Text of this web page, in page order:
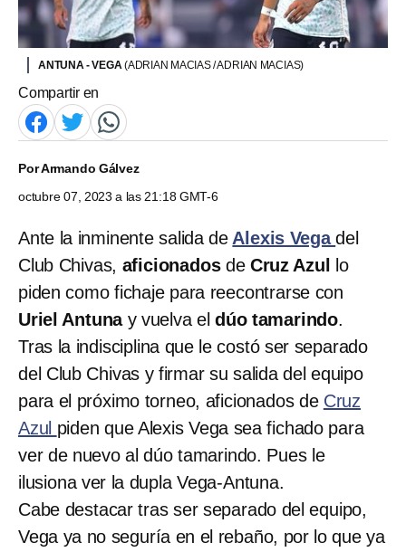
ANTUNA - VEGA(ADRIAN MACIAS / ADRIAN MACIAS)
Compartir en
PorArmando Gálvez
octubre 07, 2023 a las 21:18 GMT-6
Ante la inminente salida de Alexis Vegadel
Club Chivas, aficionadosdeCruz Azul
lo
piden como fichaje para reecontrarse con
Uriel Antunay vuelva eldúo tamarindo.
Tras la indisciplina que le costó ser separado
del Club Chivas y firmar su salida del equipo
para el próximo torneo, aficionados de Cruz
Azul piden que Alexis Vega sea fichado para
ver de nuevo al dúo tamarindo. Pues le
ilusiona ver la dupla Vega-Antuna.
Cabe destacar tras ser separado del equipo,
Vega ya no seguría en el rebaño, por lo que ya